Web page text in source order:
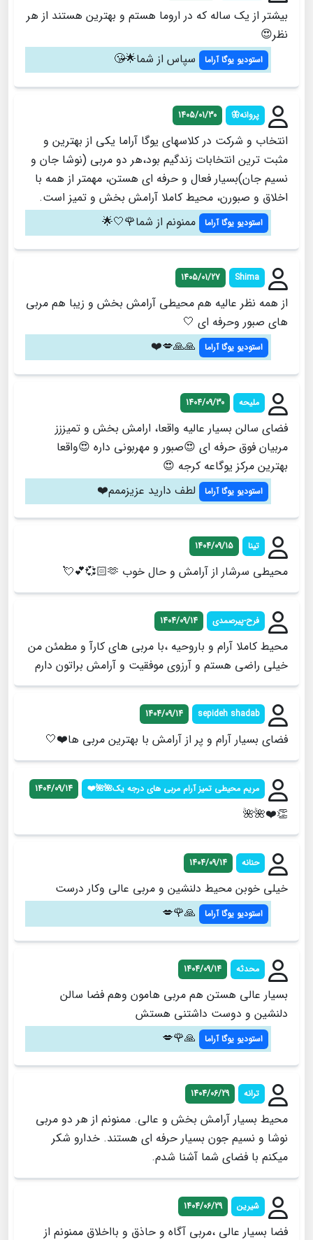
بیشتر از یک ساله که در اروما هستم و بهترین هستند از هر
نظر😍
استودیو یوگا آراما سپاس از شما🌟😘
پروانه🦋 1405/01/30
انتخاب و شرکت در کلاسهای یوگا آراما یکی از بهترین و
مثبت ترین انتخابات زندگیم بود،هر دو مربی (نوشا جان و
نسیم جان)بسیار فعال و حرفه ای هستن، مهمتر از همه با
اخلاق و صبورن، محیط کاملا آرامش بخش و تمیز است.
استودیو یوگا آراما ممنونم از شما🌹🤍🌟
Shima
1405/01/27
از همه نظر عالیه هم محیطی آرامش بخش و زیبا هم مربی
های صبور وحرفه ای 🤍
استودیو یوگا آراما 🙏🙏💋❤️
ملیحه 1404/09/30
فضای سالن بسیار عالیه واقعا، ارامش بخش و تمیززز
مربیان فوق حرفه ای 😍صبور و مهربونی داره 😍واقعا
بهترین مرکز یوگاعه کرجه 😍
استودیو یوگا آراما لطف دارید عزیزممم❤️
تینا 1404/09/15
محیطی سرشار از آرامش و حال خوب 🫶🏻💞💕💘
فرح-پیرصمدی 1404/09/14
محیط کاملا آرام و باروحیه ،با مربی های کارآ و مطمئن من
خیلی راضی هستم و آرزوی موفقیت و آرامش براتون دارم
sepideh shadab
1404/09/14
فضای بسیار آرام‌ و‌ پر از آرامش با بهترین مربی ها❤️🤍
مریم محیطی تمیز آرام مربی های درجه یک🌺🌺❤️ 1404/09/14
👏❤️🌺🌺
حنانه 1404/09/14
خیلی خوبن محیط دلنشین و مربی عالی و‌کار درست
استودیو یوگا آراما 🙏🌹💋
محدثه 1404/09/14
بسیار عالی هستن هم مربی هامون وهم فضا سالن
دلنشین و دوست داشتنی هستش
استودیو یوگا آراما 🙏🌹💋
ترانه 1404/06/29
محیط بسیار آرامش بخش و عالی. ممنونم از هر دو مربی
نوشا و نسیم جون بسیار حرفه ای هستند. خدارو شکر
میکنم با فضای شما آشنا شدم.
شیرین 1404/06/29
فضا بسیار عالی ،مربی آگاه و حاذق و بااخلاق ممنونم از